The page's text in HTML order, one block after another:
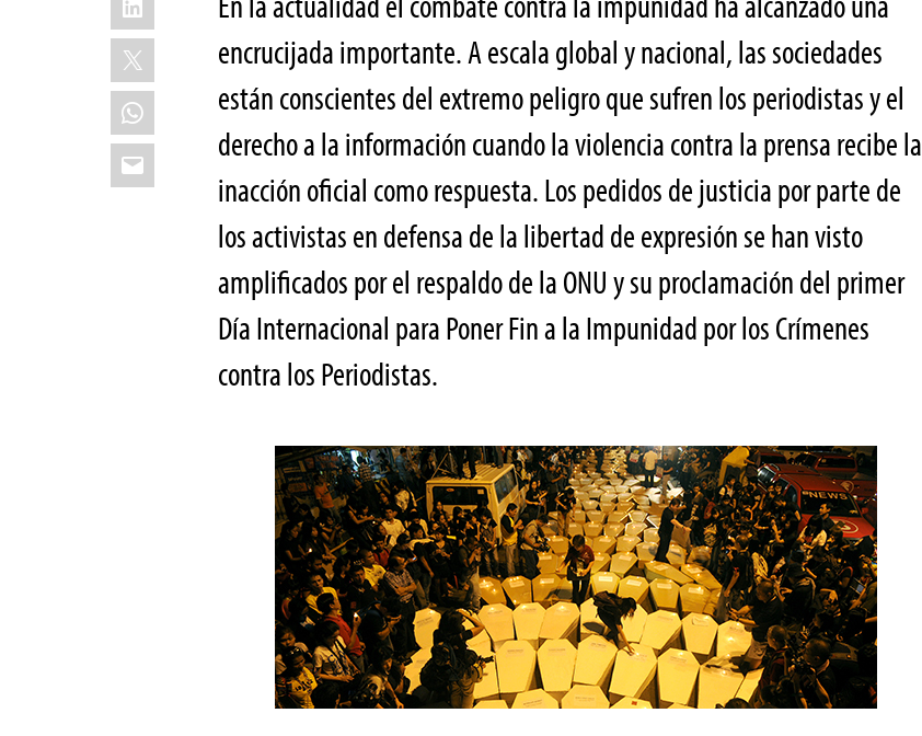
X
WhatsApp
Email
encrucijada importante. A escala global y nacional, las sociedades
están conscientes del extremo peligro que sufren los periodistas y el
derecho a la información cuando la violencia contra la prensa recibe la
inacción oficial como respuesta. Los pedidos de justicia por parte de
los activistas en defensa de la libertad de expresión se han visto
amplificados por el respaldo de la ONU y su proclamación del primer
Día Internacional para Poner Fin a la Impunidad por los Crímenes
contra los Periodistas.